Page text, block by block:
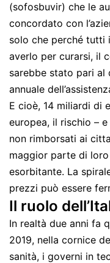
(sofosbuvir) che le
concordato con
solo che perché tutti
averlo per curarsi, il
sarebbe stato pari al
annuale
E cioè, 14 miliardi di
europea, il rischio –
non rimborsati ai
maggior parte di
esorbitante. La
prezzi può essere
Il ruolo
In realtà due anni fa
2019, nella cornice
sanità, i governi in